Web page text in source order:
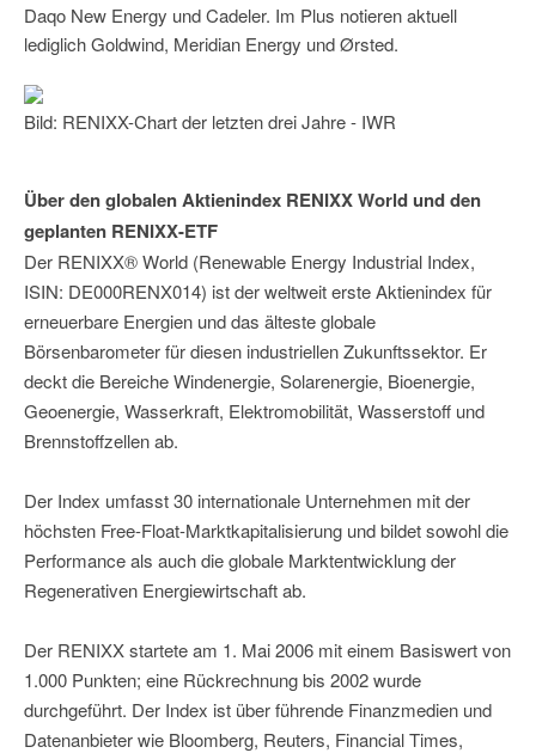
Daqo New Energy und Cadeler. Im Plus notieren aktuell
lediglich Goldwind, Meridian Energy und Ørsted.
Bild: RENIXX-Chart der letzten drei Jahre - IWR
Über den globalen Aktienindex RENIXX World und den
geplanten RENIXX-ETF
Der RENIXX® World (Renewable Energy Industrial Index,
ISIN: DE000RENX014) ist der weltweit erste Aktienindex für
erneuerbare Energien und das älteste globale
Börsenbarometer für diesen industriellen Zukunftssektor. Er
deckt die Bereiche Windenergie, Solarenergie, Bioenergie,
Geoenergie, Wasserkraft, Elektromobilität, Wasserstoff und
Brennstoffzellen ab.
Der Index umfasst 30 internationale Unternehmen mit der
höchsten Free-Float-Marktkapitalisierung und bildet sowohl die
Performance als auch die globale Marktentwicklung der
Regenerativen Energiewirtschaft ab.
Der RENIXX startete am 1. Mai 2006 mit einem Basiswert von
1.000 Punkten; eine Rückrechnung bis 2002 wurde
durchgeführt. Der Index ist über führende Finanzmedien und
Datenanbieter wie Bloomberg, Reuters, Financial Times,